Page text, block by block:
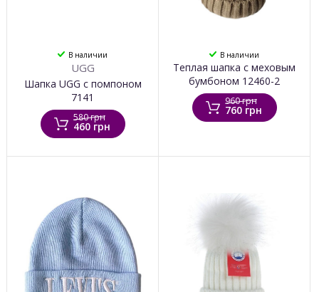
В наличии
UGG
Шапка UGG с помпоном
7141
580 грн
460 грн
В наличии
Теплая шапка с меховым
бумбоном 12460-2
960 грн
760 грн